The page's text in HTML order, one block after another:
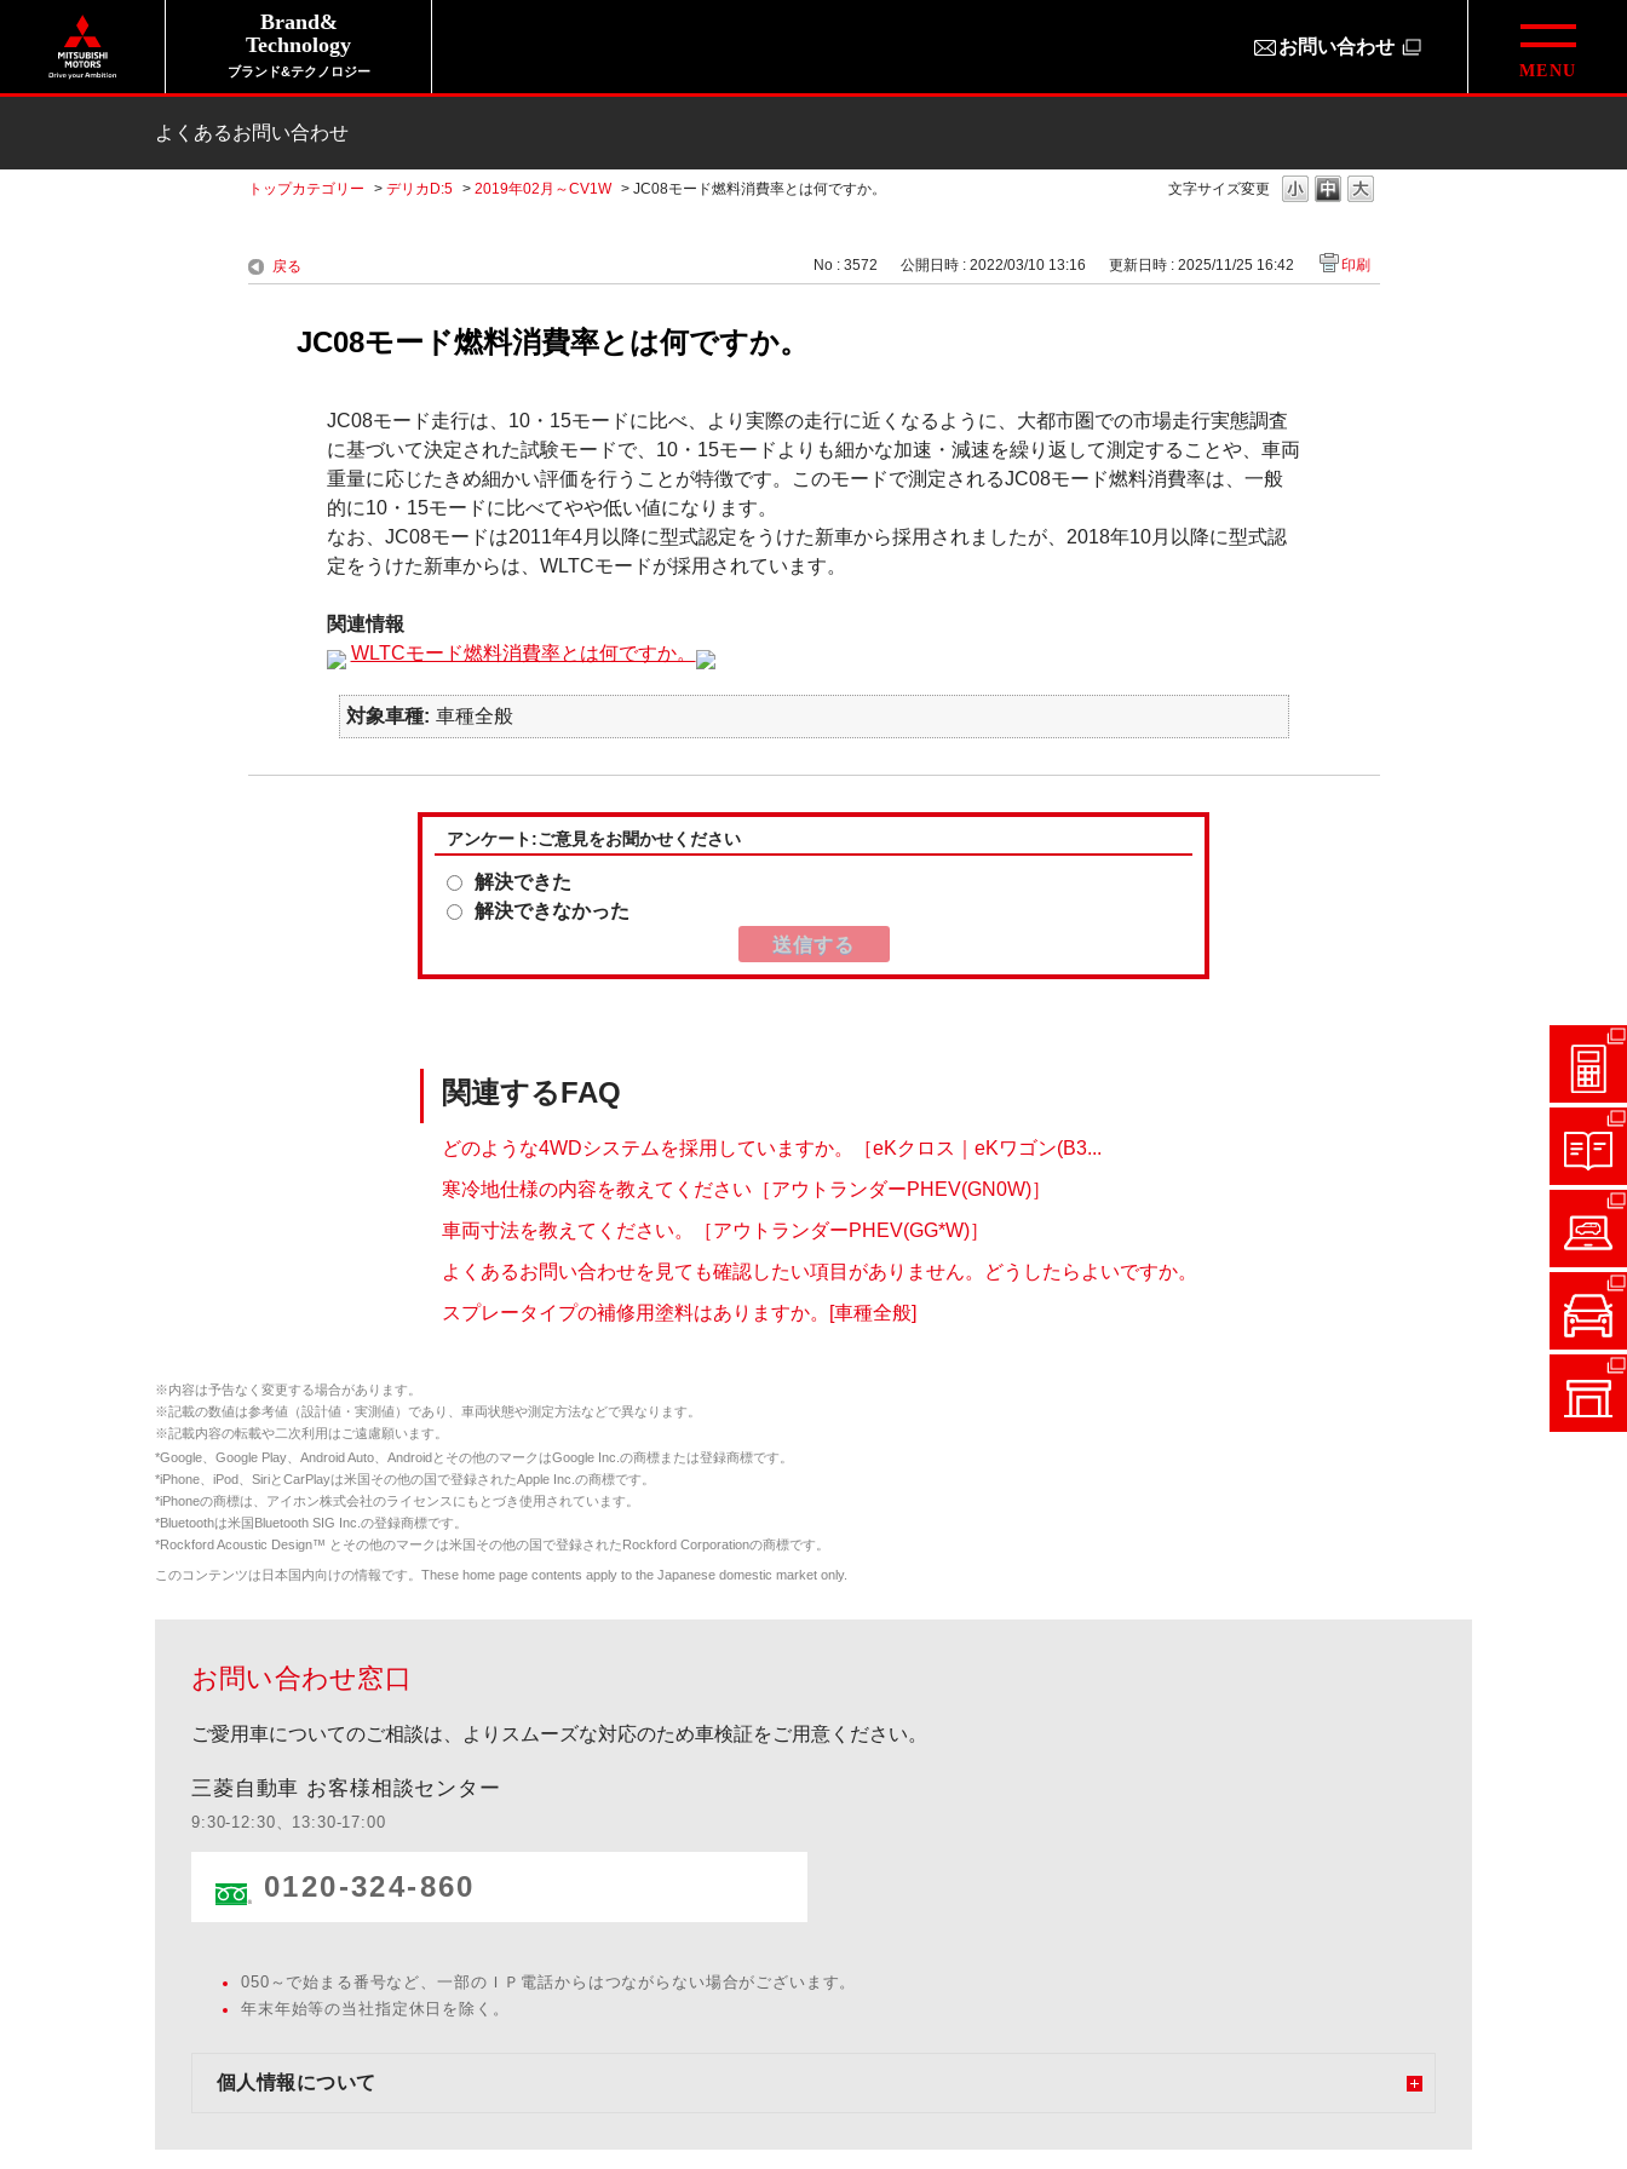
Brand&
Technology
ブランド&テクノロジー
お問い合わせ
よくあるお問い合わせ
文字サイズ変更
トップカテゴリー > デリカD:5 > 2019年02月～CV1W > JC08モード燃料消費率とは何ですか。
戻る No : 3572 公開日時 : 2022/03/10 13:16 更新日時 : 2025/11/25 16:42 印刷
JC08モード燃料消費率とは何ですか。
JC08モード走行は、10・15モードに比べ、より実際の走行に近くなるように、大都市圏での市場走行実態調査
に基づいて決定された試験モードで、10・15モードよりも細かな加速・減速を繰り返して測定することや、車両
重量に応じたきめ細かい評価を行うことが特徴です。このモードで測定されるJC08モード燃料消費率は、一般
的に10・15モードに比べてやや低い値になります。
なお、JC08モードは2011年4月以降に型式認定をうけた新車から採用されましたが、2018年10月以降に型式認
定をうけた新車からは、WLTCモードが採用されています。
関連情報
WLTCモード燃料消費率とは何ですか。
対象車種 車種全般
アンケート:ご意見をお聞かせください
解決できた
解決できなかった
関連するFAQ
どのような4WDシステムを採用していますか。［eKクロス｜eKワゴン(B3...
寒冷地仕様の内容を教えてください［アウトランダーPHEV(GN0W)］
車両寸法を教えてください。［アウトランダーPHEV(GG*W)］
よくあるお問い合わせを見ても確認したい項目がありません。どうしたらよいですか。
スプレータイプの補修用塗料はありますか。[車種全般]
※内容は予告なく変更する場合があります。
※記載の数値は参考値（設計値・実測値）であり、車両状態や測定方法などで異なります。
※記載内容の転載や二次利用はご遠慮願います。
*Google、Google Play、Android Auto、Androidとその他のマークはGoogle Inc.の商標または登録商標です。
*iPhone、iPod、SiriとCarPlayは米国その他の国で登録されたApple Inc.の商標です。
*iPhoneの商標は、アイホン株式会社のライセンスにもとづき使用されています。
*Bluetoothは米国Bluetooth SIG Inc.の登録商標です。
*Rockford Acoustic Design™ とその他のマークは米国その他の国で登録されたRockford Corporationの商標です。
このコンテンツは日本国内向けの情報です。These home page contents apply to the Japanese domestic market only.
お問い合わせ窓口
ご愛用車についてのご相談は、よりスムーズな対応のため車検証をご用意ください。
三菱自動車 お客様相談センター
9:30-12:30、13:30-17:00
0120-324-860
050～で始まる番号など、一部のＩＰ電話からはつながらない場合がございます。
年末年始等の当社指定休日を除く。
個人情報について